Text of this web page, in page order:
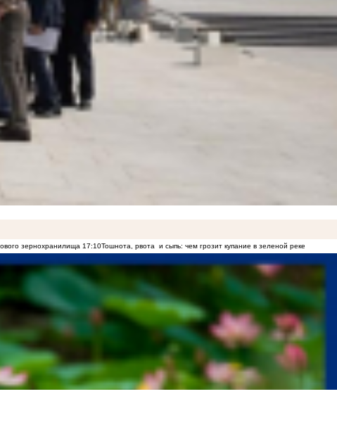
зернохранилища 17:10Тошнота, рвота и сыпь: чем грозит купание в зеленой реке